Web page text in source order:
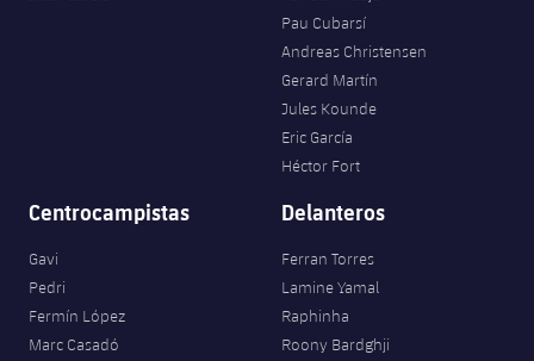
Pau Cubarsí
Andreas Christensen
Gerard Martín
Jules Kounde
Eric García
Héctor Fort
Centrocampistas
Gavi
Pedri
Fermín López
Marc Casadó
Delanteros
Ferran Torres
Lamine Yamal
Raphinha
Roony Bardghji